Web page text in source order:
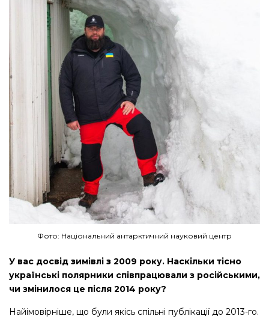
Фото: Національний антарктичний науковий центр
У вас досвід зимівлі з 2009 року. Наскільки тісно
українські полярники співпрацювали з російськими,
чи змінилося це після 2014 року?
Найімовірніше, що були якісь спільні публікації до 2013-го.